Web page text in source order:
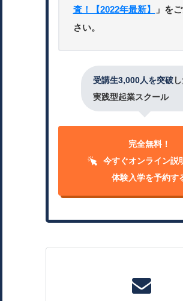
査！【2022年最新】
」を
さい。
受講生3,000人を突破
実践型起業スクール
完全無料！
今すぐオンライン説
体験入学を予約す